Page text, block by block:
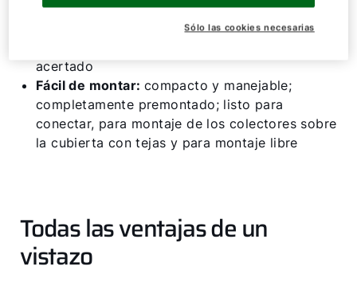
Estética refinada:elegante aspecto gracias al
reducido diámetro de tubo, la distancia
acertado
Fácil de montar: compacto y manejable;
completamente premontado; listo para
conectar, para montaje de los colectores sobre
la cubierta con tejas y para montaje libre
Todas las ventajas de un
vistazo
¡Hola!
¿Cómo podemos ayudarte?
Sólo las cookies necesarias